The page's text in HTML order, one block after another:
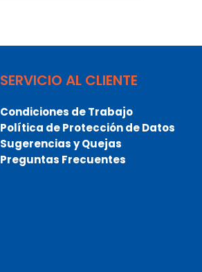
SERVICIO AL CLIENTE
Condiciones de Trabajo
Política de Protección de Datos
Sugerencias y Quejas
Preguntas Frecuentes